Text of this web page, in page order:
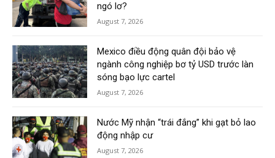
ngó lơ?
August 7, 2026
Mexico điều động quân đội bảo vệ
ngành công nghiệp bơ tỷ USD trước làn
sóng bạo lực cartel
August 7, 2026
Nước Mỹ nhận “trái đắng” khi gạt bỏ lao
động nhập cư
August 7, 2026